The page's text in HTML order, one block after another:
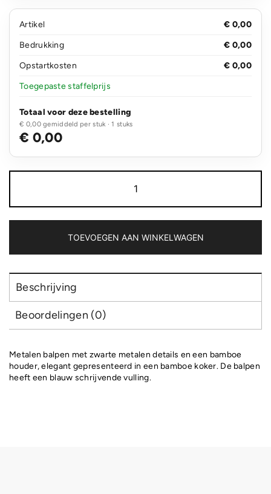
Artikel
€ 0,00
Bedrukking
€ 0,00
Opstartkosten
€ 0,00
Toegepaste staffelprijs
Totaal voor deze bestelling
€ 0,00 gemiddeld per stuk · 1 stuks
€ 0,00
balpen
koker
aantal
TOEVOEGEN AAN WINKELWAGEN
Beschrijving
Beoordelingen (0)
Metalen balpen met zwarte metalen details en een bamboe
houder, elegant gepresenteerd in een bamboe koker. De balpen
heeft een blauw schrijvende vulling.